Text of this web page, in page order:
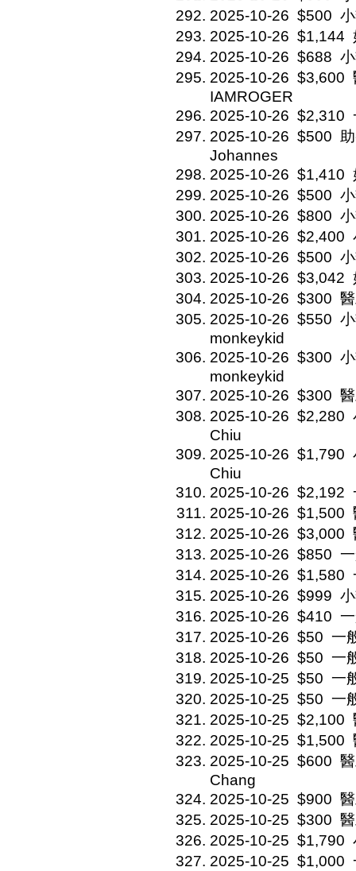
2025-10-26 $500
2025-10-26 $1,144
2025-10-26 $688
2025-10-26 $3,600
IAMROGER
2025-10-26 $2,310
2025-10-26 $500
Johannes
2025-10-26 $1,410
2025-10-26 $500
2025-10-26 $800
2025-10-26 $2,400
2025-10-26 $500
2025-10-26 $3,042
2025-10-26 $300
2025-10-26 $550
monkeykid
2025-10-26 $300
monkeykid
2025-10-26 $300
2025-10-26 $2,280
Chiu
2025-10-26 $1,790
Chiu
2025-10-26 $2,192
2025-10-26 $1,500
2025-10-26 $3,000
2025-10-26 $850
2025-10-26 $1,580
2025-10-26 $999
2025-10-26 $410
2025-10-26 $50 一
2025-10-26 $50 一
2025-10-25 $50 一
2025-10-25 $50 一
2025-10-25 $2,100
2025-10-25 $1,500
2025-10-25 $600
Chang
2025-10-25 $900
2025-10-25 $300
2025-10-25 $1,790
2025-10-25 $1,000